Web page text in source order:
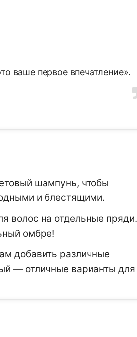
ваше первое впечатление».
шампунь, чтобы
и блестящими.
волос на отдельные пряди.
омбре!
добавить различные
— отличные варианты для